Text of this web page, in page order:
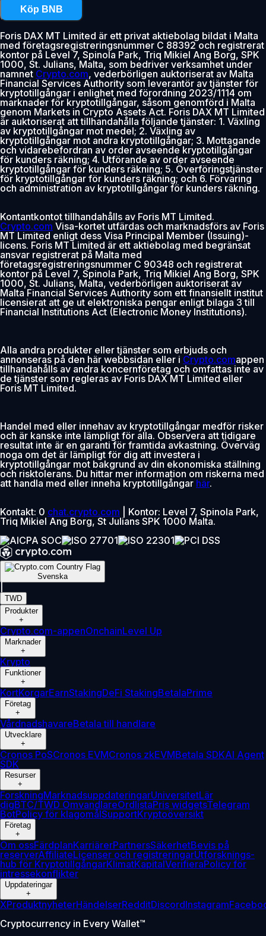
Köp BNB
Foris DAX MT Limited är ett privat aktiebolag bildat i Malta
med företagsregistreringsnummer C 88392 och registrerat
kontor på Level 7, Spinola Park, Triq Mikiel Ang Borg, SPK
1000, St. Julians, Malta, som bedriver verksamhet under
namnet Crypto.com, vederbörligen auktoriserat av Malta
Financial Services Authority som leverantör av tjänster för
kryptotillgångar i enlighet med förordning 2023/1114 om
marknader för kryptotillgångar, såsom genomförd i Malta
genom Markets in Crypto Assets Act. Foris DAX MT Limited
är auktoriserat att tillhandahålla följande tjänster: 1. Växling
av kryptotillgångar mot medel; 2. Växling av
kryptotillgångar mot andra kryptotillgångar; 3. Mottagande
och vidarebefordran av order avseende kryptotillgångar
för kunders räkning; 4. Utförande av order avseende
kryptotillgångar för kunders räkning; 5. Överföringstjänster
för kryptotillgångar för kunders räkning; och 6. Förvaring
och administration av kryptotillgångar för kunders räkning.
Kontantkontot tillhandahålls av Foris MT Limited.
Crypto.com Visa-kortet utfärdas och marknadsförs av Foris
MT Limited enligt dess Visa Principal Member (Issuing)-
licens. Foris MT Limited är ett aktiebolag med begränsat
ansvar registrerat på Malta med
företagsregistreringsnummer C 90348 och registrerat
kontor på Level 7, Spinola Park, Triq Mikiel Ang Borg, SPK
1000, St. Julians, Malta, vederbörligen auktoriserat av
Malta Financial Services Authority som ett finansiellt institut
licensierat att ge ut elektroniska pengar enligt bilaga 3 till
Financial Institutions Act (Electronic Money Institutions).
Alla andra produkter eller tjänster som erbjuds och
annonseras på den här webbsidan eller i Crypto.comappen
tillhandahålls av andra koncernföretag och omfattas inte av
de tjänster som regleras av Foris DAX MT Limited eller
Foris MT Limited.
Handel med eller innehav av kryptotillgångar medför risker
och är kanske inte lämpligt för alla. Observera att tidigare
resultat inte är en garanti för framtida avkastning. Överväg
noga om det är lämpligt för dig att investera i
kryptotillgångar mot bakgrund av din ekonomiska ställning
och risktolerans. Du hittar mer information om riskerna med
att handla med eller inneha kryptotillgångar här.
Kontakt: 0 chat.crypto.com | Kontor: Level 7, Spinola Park,
Triq Mikiel Ang Borg, St Julians SPK 1000 Malta.
Svenska
TWD
Produkter
+
Crypto.com-appenOnchainLevel Up
Marknader
+
Krypto
Funktioner
+
KortKorgarEarnStakingDeFi StakingBetalaPrime
Företag
+
VårdnadshavareBetala till handlare
Utvecklare
+
Cronos PoSCronos EVMCronos zkEVMBetala SDKAI Agent
SDK
Resurser
+
ForskningMarknadsuppdateringarUniversitetLär
digBTC/TWD OmvandlareOrdlistaPris widgetsTelegram
BotPolicy för klagomålSupportKryptoöversikt
Företag
+
Om ossFärdplanKarriärerPartnersSäkerhetBevis på
reserverAffiliateLicenser och registreringarUtforsknings-
hub för KryptotillgångarKlimatKapitalVerifieraPolicy för
intressekonflikter
Uppdateringar
+
XProduktnyheterHändelserRedditDiscordInstagram
Cryptocurrency in Every Wallet™